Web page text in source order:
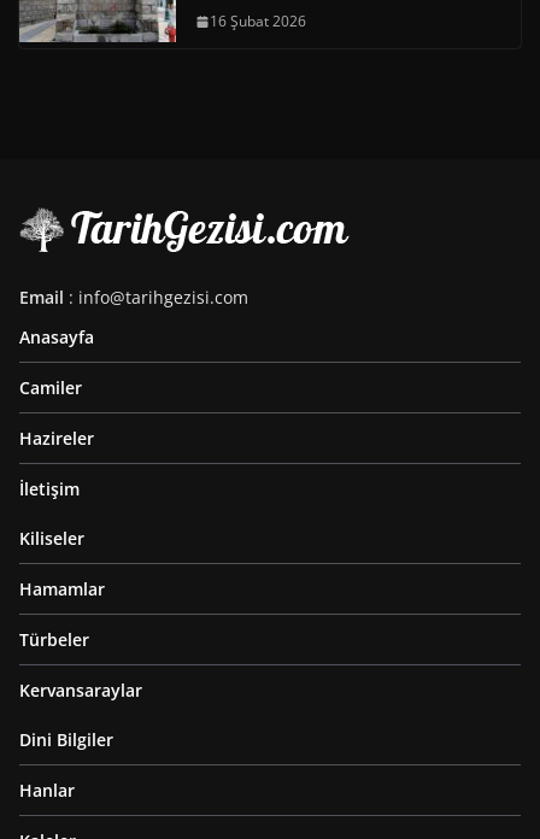
16 Şubat 2026
Email : info@tarihgezisi.com
Anasayfa
Camiler
Hazireler
İletişim
Kiliseler
Hamamlar
Türbeler
Kervansaraylar
Dini Bilgiler
Hanlar